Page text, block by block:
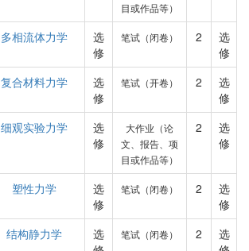
目或作品等）
多相流体力学
选
修
笔试（闭卷） 2
选
修
复合材料力学
选
修
笔试（开卷） 2
选
修
细观实验力学
选
修
大作业（论
文、报告、项
目或作品等）
2
选
修
塑性力学
选
修
笔试（闭卷） 2
选
修
结构静力学
选
笔试（闭卷） 2
选